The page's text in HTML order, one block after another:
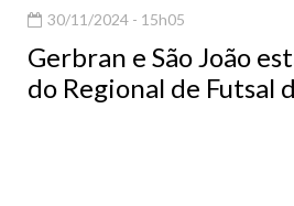
30/11/2024 - 15h05
Gerbran e São João
do Regional de Futsal